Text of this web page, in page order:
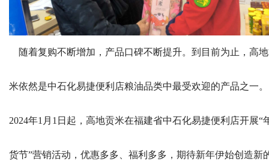
随着复购不断增加，产品口碑不断提升。到目前为止，高
米依然是中石化易捷便利店粮油品类中最受欢迎的产品之一。
2024年1月1日起，高地贡米在福建省中石化易捷便利店开展“
货节”营销活动，优惠多多、福利多多，期待新年伊始创造新